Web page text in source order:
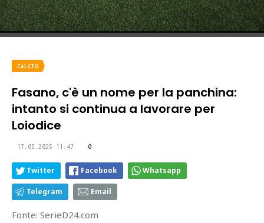
CALCIO
Fasano, c'è un nome per la panchina:
intanto si continua a lavorare per
Loiodice
17.05.2025 11:47 0
Twitter Facebook Whatsapp
Telegram Email
Fonte: SerieD24.com